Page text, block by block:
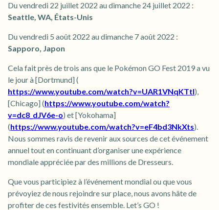
Du vendredi 22 juillet 2022 au dimanche 24 juillet 2022 :
Seattle, WA, États-Unis
Du vendredi 5 août 2022 au dimanche 7 août 2022 :
Sapporo, Japon
Cela fait près de trois ans que le Pokémon GO Fest 2019 a vu
le jour à [Dortmund] (
https://www.youtube.com/watch?v=UAR1VNqKTtI),
[Chicago] (https://www.youtube.com/watch?
v=dc8_dJV6e-o) et [Yokohama]
(https://www.youtube.com/watch?v=eF4bd3NkXts).
Nous sommes ravis de revenir aux sources de cet événement
annuel tout en continuant d’organiser une expérience
mondiale appréciée par des millions de Dresseurs.
Que vous participiez à l’événement mondial ou que vous
prévoyiez de nous rejoindre sur place, nous avons hâte de
profiter de ces festivités ensemble. Let’s GO !